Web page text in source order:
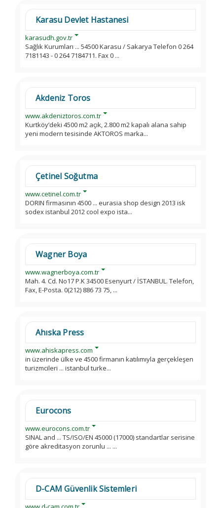
Karasu Devlet Hastanesi
karasudh.gov.tr
Sağlık Kurumları ... 54500 Karasu / Sakarya Telefon 0 264
7181143 - 0 264 7184711. Fax 0 ...
Akdeniz Toros
www.akdeniztoros.com.tr
Kurtköy’deki 4500 m2 açık, 2.800 m2 kapalı alana sahip
yeni modern tesisinde AKTOROS marka...
Çetinel Soğutma
www.cetinel.com.tr
DORIN firmasının 4500 ... eurasia shop design 2013 isk
sodex istanbul 2012 cool expo ista...
Wagner Boya
www.wagnerboya.com.tr
Mah. 4. Cd. No17 P.K 34500 Esenyurt / İSTANBUL. Telefon,
Fax, E-Posta. 0(212) 886 73 75, ...
Ahıska Press
www.ahiskapress.com
in üzerinde ülke ve 4500 firmanın katılımıyla gerçekleşen
turizmcileri ... istanbul turke...
Eurocons
www.eurocons.com.tr
SINAL and ... TS/ISO/EN 45000 (17000) standartlar serisine
göre akreditasyon zorunlu ... ...
D-CAM Güvenlik Sistemleri